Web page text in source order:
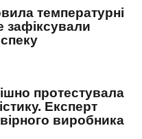
температурні
зафіксували
протестувала
Експерт
виробника